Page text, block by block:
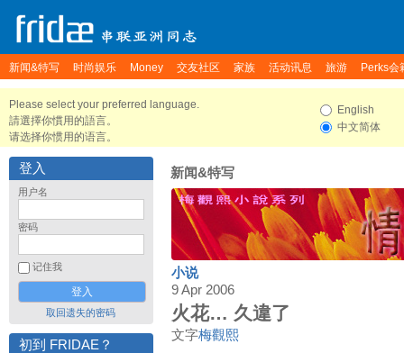
新闻&特写 时尚娱乐 Money 交友社区 家族 活动讯息 旅游 Perks会
Please select your preferred language.
請選擇你慣用的語言。
请选择你惯用的语言。
English
中文简体
登入
用户名
密码
记住我
取回遗失的密码
初到 FRIDAE？
新闻&特写
小说
9 Apr 2006
火花… 久違了
文字梅觀熙